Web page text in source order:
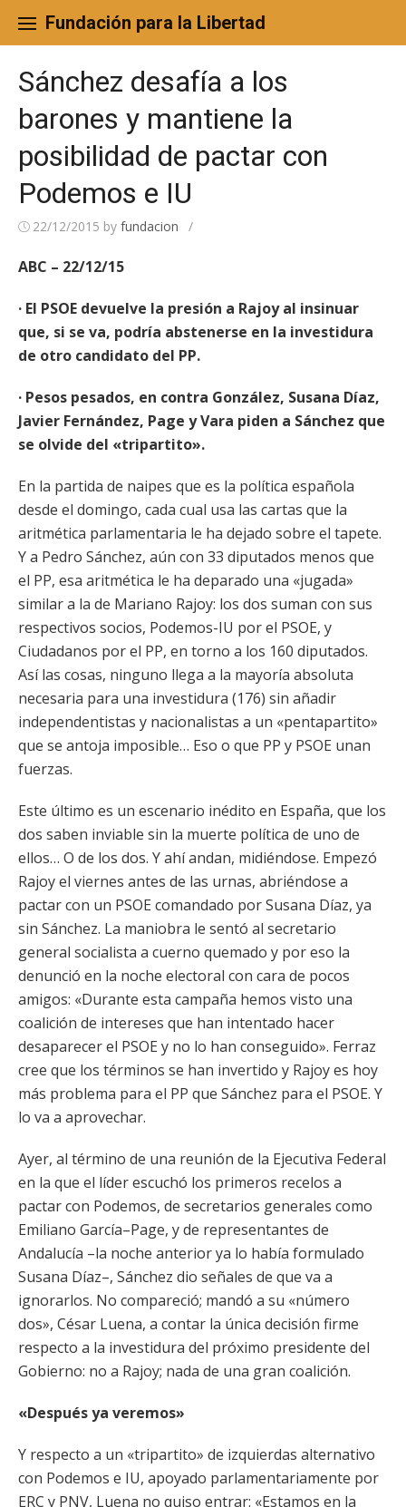
content
Fundación para la Libertad
Sánchez desafía a los
barones y mantiene la
posibilidad de pactar con
Podemos e IU
22/12/2015 by fundacion /
ABC – 22/12/15
· El PSOE devuelve la presión a Rajoy al insinuar
que, si se va, podría abstenerse en la investidura
de otro candidato del PP.
· Pesos pesados, en contra González, Susana Díaz,
Javier Fernández, Page y Vara piden a Sánchez que
se olvide del «tripartito».
En la partida de naipes que es la política española
desde el domingo, cada cual usa las cartas que la
aritmética parlamentaria le ha dejado sobre el tapete.
Y a Pedro Sánchez, aún con 33 diputados menos que
el PP, esa aritmética le ha deparado una «jugada»
similar a la de Mariano Rajoy: los dos suman con sus
respectivos socios, Podemos-IU por el PSOE, y
Ciudadanos por el PP, en torno a los 160 diputados.
Así las cosas, ninguno llega a la mayoría absoluta
necesaria para una investidura (176) sin añadir
independentistas y nacionalistas a un «pentapartito»
que se antoja imposible… Eso o que PP y PSOE unan
fuerzas.
Este último es un escenario inédito en España, que los
dos saben inviable sin la muerte política de uno de
ellos… O de los dos. Y ahí andan, midiéndose. Empezó
Rajoy el viernes antes de las urnas, abriéndose a
pactar con un PSOE comandado por Susana Díaz, ya
sin Sánchez. La maniobra le sentó al secretario
general socialista a cuerno quemado y por eso la
denunció en la noche electoral con cara de pocos
amigos: «Durante esta campaña hemos visto una
coalición de intereses que han intentado hacer
desaparecer el PSOE y no lo han conseguido». Ferraz
cree que los términos se han invertido y Rajoy es hoy
más problema para el PP que Sánchez para el PSOE. Y
lo va a aprovechar.
Ayer, al término de una reunión de la Ejecutiva Federal
en la que el líder escuchó los primeros recelos a
pactar con Podemos, de secretarios generales como
Emiliano García–Page, y de representantes de
Andalucía –la noche anterior ya lo había formulado
Susana Díaz–, Sánchez dio señales de que va a
ignorarlos. No compareció; mandó a su «número
dos», César Luena, a contar la única decisión firme
respecto a la investidura del próximo presidente del
Gobierno: no a Rajoy; nada de una gran coalición.
«Después ya veremos»
Y respecto a un «tripartito» de izquierdas alternativo
con Podemos e IU, apoyado parlamentariamente por
ERC y PNV, Luena no quiso entrar: «Estamos en la